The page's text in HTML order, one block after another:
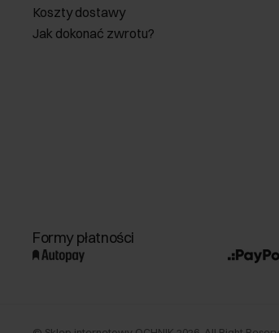
Koszty dostawy
Jak dokonać zwrotu?
Formy płatności